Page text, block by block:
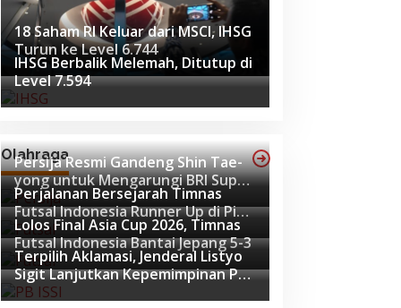
18 Saham RI Keluar dari MSCI, IHSG
Turun ke Level 6.744
IHSG Berbalik Melemah, Ditutup di
Level 7.594
Olahraga
Persija Resmi Gandeng Shin Tae-
yong untuk Mengarungi BRI Super
League 2026-2027
Perjalanan Bersejarah Timnas
Futsal Indonesia Runner Up di Piala
Asia Futsal 2026
Lolos Final Asia Cup 2026, Timnas
Futsal Indonesia Bantai Jepang 5-3
Terpilih Aklamasi, Jenderal Listyo
Sigit Lanjutkan Kepemimpinan PB
ISSI hingga 2029